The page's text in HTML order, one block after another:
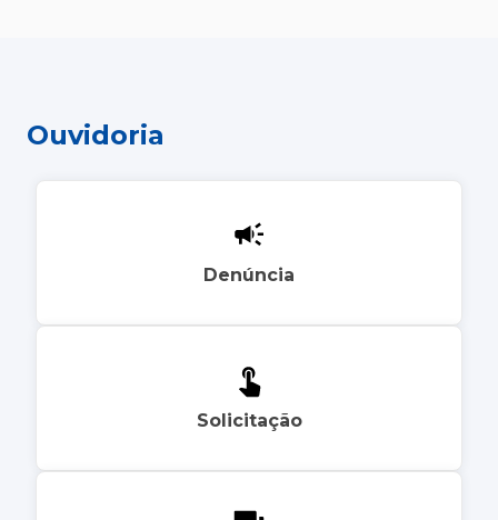
Ouvidoria
Denúncia
Solicitação